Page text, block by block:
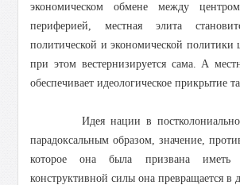
экономическом обмене между
периферией, местная элита
политической и экономической политики
при этом вестернизируется сама. А
обеспечивает идеологическое прикрытие
Идея нации в постколониальном
парадоксальным образом, значение,
которое она была призвана иметь
конструктивной силы она превращается в